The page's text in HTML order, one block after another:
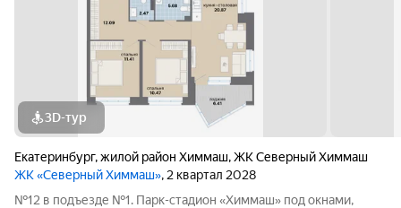
3D-тур
Екатеринбург,жилой район Химмаш,ЖК Северный Химмаш
ЖК «Северный Химмаш», 2 квартал 2028
№12 в подъезде №1. Парк-стадион «Химмаш» под окнами,